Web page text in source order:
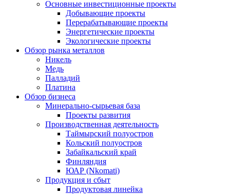
Основные инвестиционные проекты
Добывающие проекты
Перерабатывающие проекты
Энергетические проекты
Экологические проекты
Обзор рынка металлов
Никель
Медь
Палладий
Платина
Обзор бизнеса
Минерально-сырьевая база
Проекты развития
Производственная деятельность
Таймырский полуостров
Кольский полуостров
Забайкальский край
Финляндия
ЮАР (Nkomati)
Продукция и сбыт
Продуктовая линейка